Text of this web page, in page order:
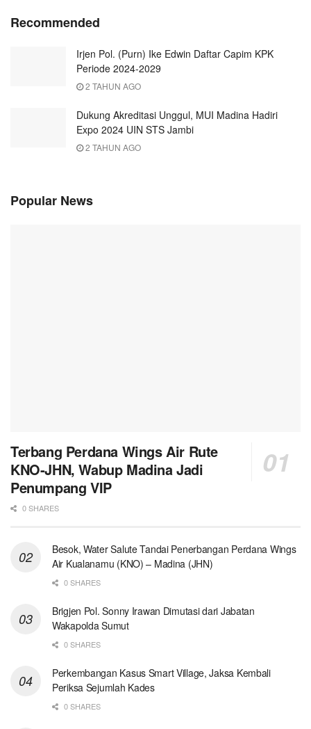
Recommended
Irjen Pol. (Purn) Ike Edwin Daftar Capim KPK
Periode 2024-2029
2 TAHUN AGO
Dukung Akreditasi Unggul, MUI Madina Hadiri
Expo 2024 UIN STS Jambi
2 TAHUN AGO
Popular News
Terbang Perdana Wings Air Rute
KNO-JHN, Wabup Madina Jadi
Penumpang VIP
0 SHARES
Besok, Water Salute Tandai Penerbangan Perdana Wings
Air Kualanamu (KNO) – Madina (JHN)
0 SHARES
Brigjen Pol. Sonny Irawan Dimutasi dari Jabatan
Wakapolda Sumut
0 SHARES
Perkembangan Kasus Smart Village, Jaksa Kembali
Periksa Sejumlah Kades
0 SHARES